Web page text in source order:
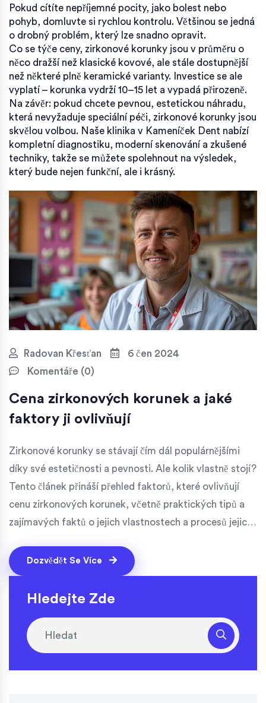
Pokud cítíte nepříjemné pocity, jako bolest nebo
pohyb, domluvte si rychlou kontrolu. Většinou se jedná
o drobný problém, který lze snadno opravit.
Co se týče ceny, zirkonové korunky jsou v průměru o
něco dražší než klasické kovové, ale stále dostupnější
než některé plně keramické varianty. Investice se ale
vyplatí – korunka vydrží 10–15 let a vypadá přirozeně.
Na závěr: pokud chcete pevnou, estetickou náhradu,
která nevyžaduje speciální péči, zirkonové korunky jsou
skvělou volbou. Naše klinika v Kameníček Dent nabízí
kompletní diagnostiku, moderní skenování a zkušené
techniky, takže se můžete spolehnout na výsledek,
který bude nejen funkční, ale i krásný.
Radovan Křesťan
6 čen 2024
Komentáře (0)
Cena zirkonových korunek a jaké
faktory ji ovlivňují
Zirkonové korunky se stávají čím dál populárnějšími
díky své estetičnosti a pevnosti. Ale kolik vlastně stojí?
Tento článek přináší přehled faktorů, které ovlivňují
cenu zirkonových korunek, včetně praktických tipů a
zajímavých faktů o jejich vlastnostech a procesů jejich
Dozvědět Se Více
Hledejte Zde